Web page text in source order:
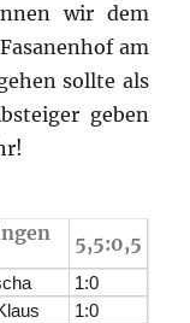
wir dem
am
sollte als
geben
5,5:0,5
1:0
1:0